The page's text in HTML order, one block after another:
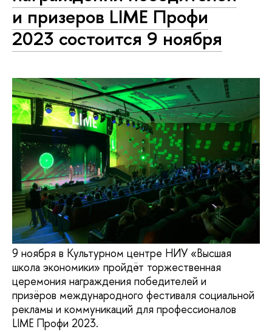
и призеров LIME Профи
2023 состоится 9 ноября
9 ноября в Культурном центре НИУ «Высшая
школа экономики» пройдёт торжественная
церемония награждения победителей и
призёров международного фестиваля социальной
рекламы и коммуникаций для профессионалов
LIME Профи 2023.